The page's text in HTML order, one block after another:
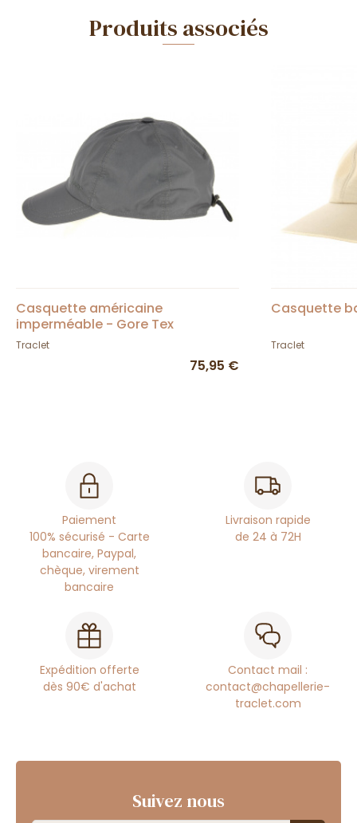
Produits associés
Casquette américaine
imperméable - Gore Tex
Traclet
75,95 €
Casquette
Traclet
Paiement
100% sécurisé - Carte
bancaire, Paypal,
chèque, virement
bancaire
Livraison rapide
de 24 à 72H
Expédition offerte
dès 90€ d'achat
Contact mail :
contact@chapellerie-
traclet.com
Suivez nous